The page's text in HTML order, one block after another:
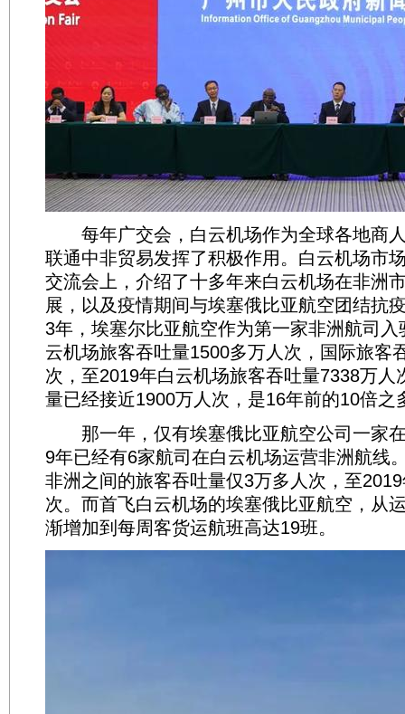
每年广交会，白云机场作为全球各地商
联通中非贸易发挥了积极作用。白云机场市
交流会上，介绍了十多年来白云机场在非洲
展，以及疫情期间与埃塞俄比亚航空团结抗
3年，埃塞尔比亚航空作为第一家非洲航司
云机场旅客吞吐量1500多万人次，国际旅客
次，至2019年白云机场旅客吞吐量7338万人
量已经接近1900万人次，是16年前的10倍之
那一年，仅有埃塞俄比亚航空公司一家
9年已经有6家航司在白云机场运营非洲航线
非洲之间的旅客吞吐量仅3万多人次，至
次。而首飞白云机场的埃塞俄比亚航空，从
渐增加到每周客货运航班高达19班。